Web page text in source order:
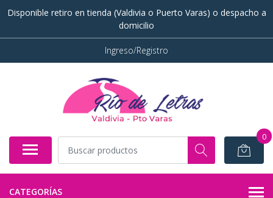
Disponible retiro en tienda (Valdivia o Puerto Varas) o despacho a
domicilio
Ingreso/Registro
0
CATEGORÍAS